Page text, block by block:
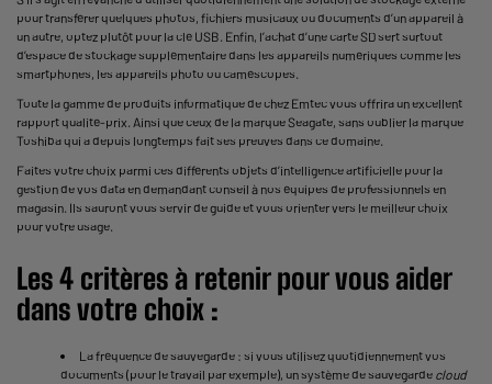
pour transférer quelques photos, fichiers musicaux ou documents d’un appareil à
un autre, optez plutôt pour la clé USB. Enfin, l’achat d’une carte SD sert surtout
d’espace de stockage supplémentaire dans les appareils numériques comme les
smartphones, les appareils photo ou caméscopes.
Toute la gamme de produits informatique de chez Emtec vous offrira un excellent
rapport qualité-prix. Ainsi que ceux de la marque Seagate, sans oublier la marque
Toshiba qui a depuis longtemps fait ses preuves dans ce domaine.
Faites votre choix parmi ces différents objets d’intelligence artificielle pour la
gestion de vos data en demandant conseil à nos équipes de professionnels en
magasin. Ils sauront vous servir de guide et vous orienter vers le meilleur choix
pour votre usage.
Les 4 critères à retenir pour vous aider
dans votre choix :
La fréquence de sauvegarde : si vous utilisez quotidiennement vos
documents (pour le travail par exemple), un système de sauvegarde cloud